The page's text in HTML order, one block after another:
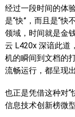
经过一段时间的体
是“快”，而且是“
领域，时间就是金
云 L420x 深谙此道
机的瞬间到文档的
流畅运行，都呈现
也正是凭借这种对“
信息技术创新榜微